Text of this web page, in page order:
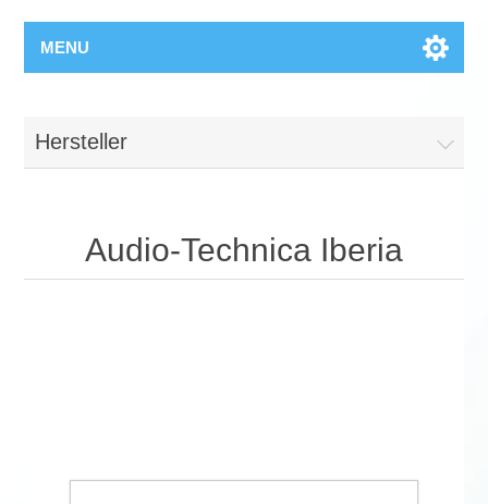
MENU
Hersteller
Audio-Technica Iberia